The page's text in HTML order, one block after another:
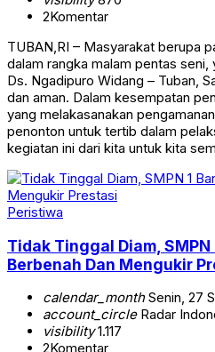
2Komentar
TUBAN,RI – Masyarakat berupa
dalam rangka malam pentas
Ds. Ngadipuro Widang – Tuban,
dan aman. Dalam kesempatan
yang melakasanakan
penonton untuk tertib dalam
kegiatan ini dari kita untuk kita
Peristiwa
Tidak Tinggal Diam,
Berbenah Dan Mengukir
calendar_monthSenin, 27
account_circleRadar
visibility1.117
2Komentar